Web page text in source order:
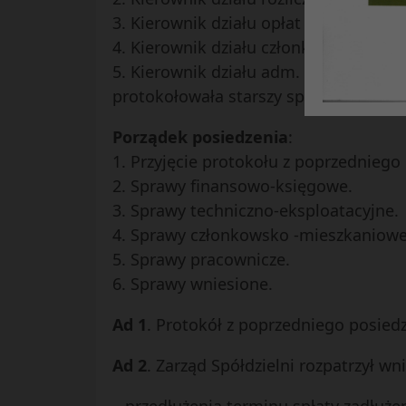
3. Kierownik działu opłat i windykacji
4. Kierownik działu członkowsko-
5. Kierownik działu adm.
protokołowała starszy specjalista
Porządek posiedzenia:
1. Przyjęcie protokołu z
2. Sprawy finansowo-księgowe.
3. Sprawy techniczno-eksploatacyjne.
4. Sprawy członkowsko -
5. Sprawy pracownicze.
6. Sprawy wniesione.
Ad 1 . Protokół z poprzedniego
Ad 2. Zarząd Spółdzielni rozpatrzył